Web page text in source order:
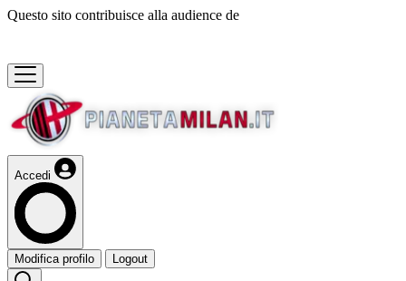
Questo sito contribuisce alla audience de
Accedi
Modifica profilo Logout